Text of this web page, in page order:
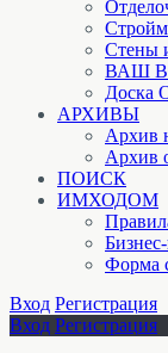
Стены
ВАШ
АРХИВЫ
Архив
Архив
ПОИСК
ИМХОДОМ
Форма
Вход Регистрация
Вход Регистрация